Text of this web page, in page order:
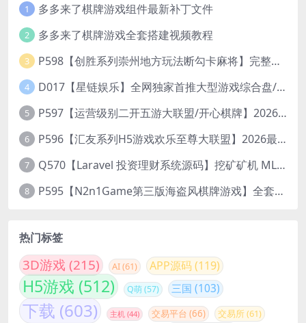
1 多多来了棋牌游戏组件最新补丁文件
2 多多来了棋牌游戏全套搭建视频教程
3 P598【创胜系列崇州地方玩法断勾卡麻将】完整服务器组件+双端APP+授权机+通用视频教程
4 D017【星链娱乐】全网独家首推大型游戏综合盘/体育/PG/电竟/电玩大型综合体
5 P597【运营级别二开五游大联盟/开心棋牌】2026最新整理完整服务器组件+双端APP+完美AI机器人+超详细视频教程
6 P596【汇友系列H5游戏欢乐至尊大联盟】2026最新整理Linux系统最新组件+搭建教程
7 Q570【Laravel 投资理财系统源码】挖矿矿机 MLM分销 带后台
8 P595【N2n1Game第三版海盗风棋牌游戏】全套完整源码v8.0.0.1含android、ios、pc源码+布署文档+视频教程
热门标签
3D游戏 (215) AI(61) APP源码(119)
H5游戏 (512) Q萌(57) 三国 (103)
下载 (603) 主机 (44) 交易平台 (66) 交易所(61)